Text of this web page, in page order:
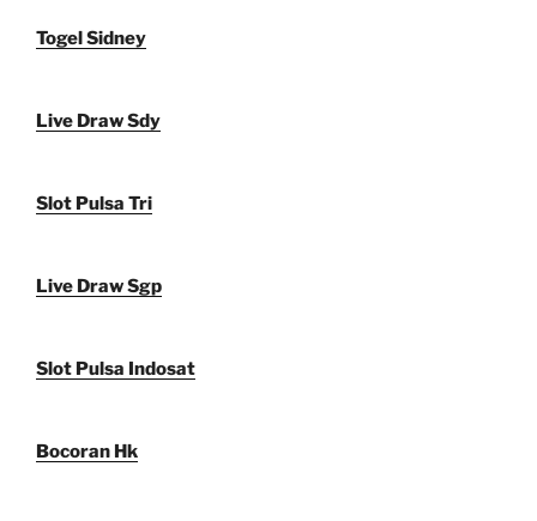
Togel Sidney
Live Draw Sdy
Slot Pulsa Tri
Live Draw Sgp
Slot Pulsa Indosat
Bocoran Hk